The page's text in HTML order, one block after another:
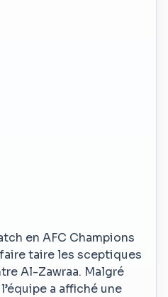
en AFC Champions
taire les sceptiques
Al-Zawraa. Malgré
a affiché une